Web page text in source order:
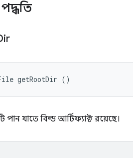
getRootDir ()
যাতে বিল্ড আর্টিফ্যাক্ট রয়েছে।